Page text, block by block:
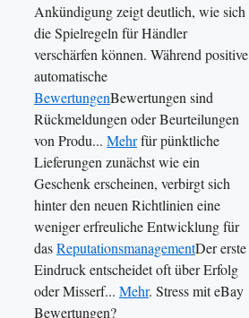
Ankündigung zeigt deutlich, wie sich
die Spielregeln für Händler
verschärfen können. Während positive
automatische
BewertungenBewertungen sind
Rückmeldungen oder Beurteilungen
von Produ... Mehrfür pünktliche
Lieferungen zunächst wie ein
Geschenk erscheinen, verbirgt sich
hinter den neuen Richtlinien eine
weniger erfreuliche Entwicklung für
dasReputationsmanagementDer erste
Eindruck entscheidet oft über Erfolg
oder Misserf... Mehr. Stress mit eBay
Bewertungen?